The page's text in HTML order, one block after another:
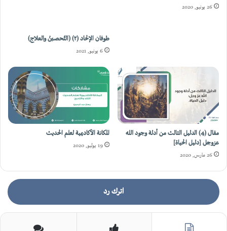
26 يونيو, 2020
مقال (4) الدليل الثالث من أدلة وجود الله
عزوجل [دليل الحياة]
26 مارس, 2020
المكانة الأكاديمية لعلم الحديث
اترك رد